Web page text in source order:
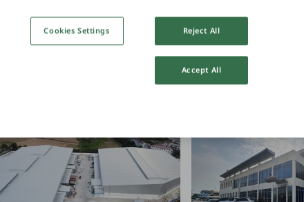
กรุณาติดต่อหากสนใจ
Cookies Settings Reject All
Accept All